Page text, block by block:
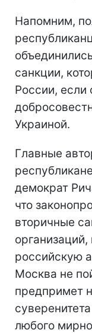
Напомним,
санкции,
России, если
Украиной.
Главные
демократ
что
вторичные
российскую
Москва не
предпримет
любого